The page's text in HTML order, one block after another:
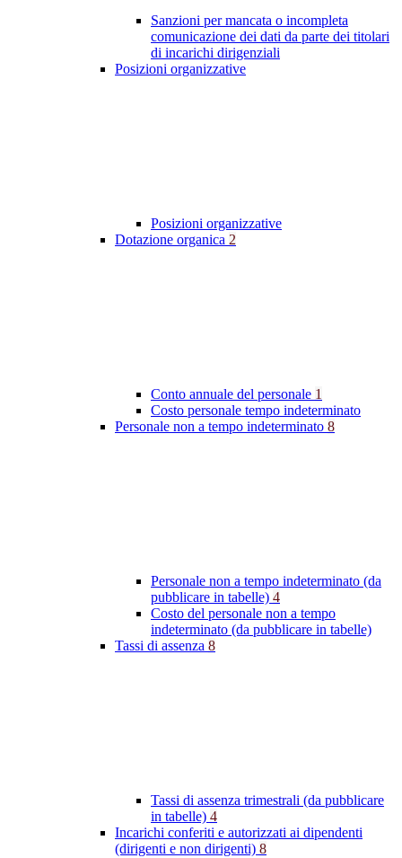
Sanzioni per mancata o incompleta
comunicazione dei dati da parte dei titolari
di incarichi dirigenziali
Posizioni organizzative
Posizioni organizzative
Dotazione organica 2
Conto annuale del personale 1
Costo personale tempo indeterminato
Personale non a tempo indeterminato 8
Personale non a tempo indeterminato (da
pubblicare in tabelle) 4
Costo del personale non a tempo
indeterminato (da pubblicare in tabelle)
Tassi di assenza 8
Tassi di assenza trimestrali (da pubblicare
in tabelle) 4
Incarichi conferiti e autorizzati ai dipendenti
(dirigenti e non dirigenti) 8